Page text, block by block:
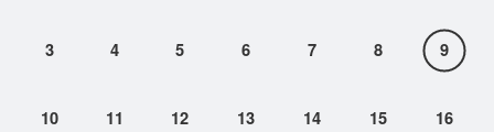
3 4 5 6 7 8 9
10 11 12 13 14 15 16